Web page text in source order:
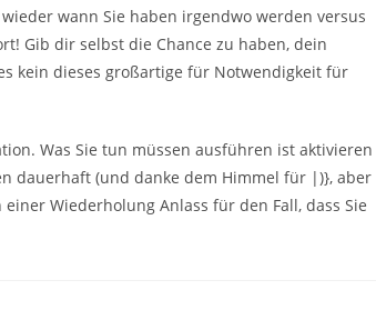
wann Sie haben irgendwo werden versus
Gib dir selbst die Chance zu haben, dein
kein dieses großartige für Notwendigkeit für
Was Sie tun müssen ausführen ist aktivieren
dauerhaft (und danke dem Himmel für |)}, aber
Wiederholung Anlass für den Fall, dass Sie